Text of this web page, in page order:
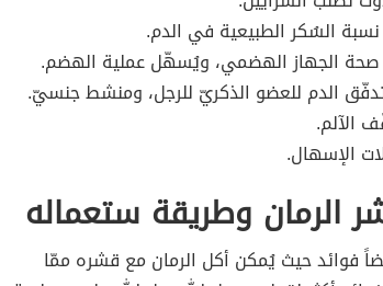
السُكر الطبيعية في الدم.
الجهاز الهضمي، ويُسهّل عملية الهضم.
الدم للعضو الذكريّ للرجل، ومنشط جنسيّ.
الآلم.
الإسهال.
الرمان وطريقة ستعماله
فوائد حيث يُمكن أكل الرمان مع قشره ممّا